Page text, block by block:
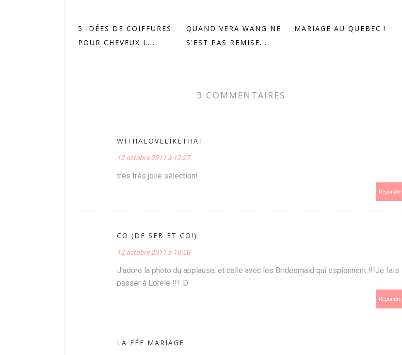
5 IDÉES DE COIFFURES
POUR CHEVEUX L...
QUAND VERA WANG NE
S'EST PAS REMISE...
MARIAGE AU QUEBEC !
3 COMMENTAIRES
WITHALOVELIKETHAT
12 octobre 2011 à 12:27
très très jolie selection!
Répondre
CO (DE SEB ET CO!)
12 octobre 2011 à 18:20
J'adore la photo du applause, et celle avec les Bridesmaid qui espionnent !!!Je fais
passer à Lorele !!! :D
Répondre
LA FÉE MARIAGE